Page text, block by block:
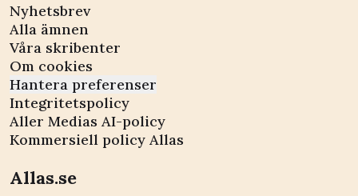
Nyhetsbrev
Alla ämnen
Våra skribenter
Om cookies
Hantera preferenser
Integritetspolicy
Aller Medias AI-policy
Kommersiell policy Allas
Allas.se